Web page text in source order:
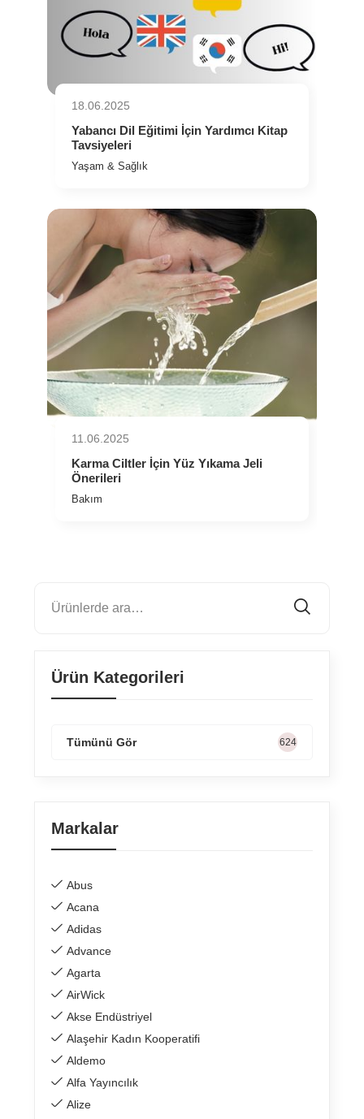
18.06.2025
Yabancı Dil Eğitimi İçin Yardımcı Kitap
Tavsiyeleri
Yaşam & Sağlık
11.06.2025
⁠Karma Ciltler İçin Yüz Yıkama Jeli
Önerileri
Bakım
Ürün Kategorileri
Tümünü Gör 722
Markalar
Abus
Acana
Adidas
Advance
Agarta
AirWick
Akse Endüstriyel
Alaşehir Kadın Kooperatifi
Aldemo
Alfa Yayıncılık
Alize